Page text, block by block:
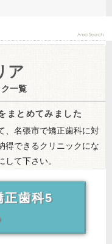
ア
一覧
まとめてみました
、名張市で矯正歯科に対
得できるクリニックにな
て下さい。
正歯科5